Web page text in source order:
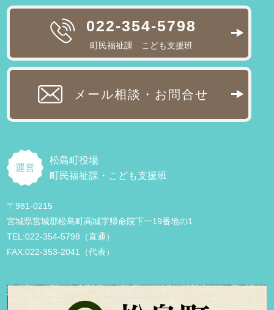
022-354-5798
町民福祉課 こども支援班
メール相談・お問合せ
運営
松島町役場
町民福祉課・こども支援班
〒981-0215
宮城県宮城郡松島町高城字帰命院下一19番地の1
TEL:022-354-5798（直通）
FAX:022-353-2041（代表）